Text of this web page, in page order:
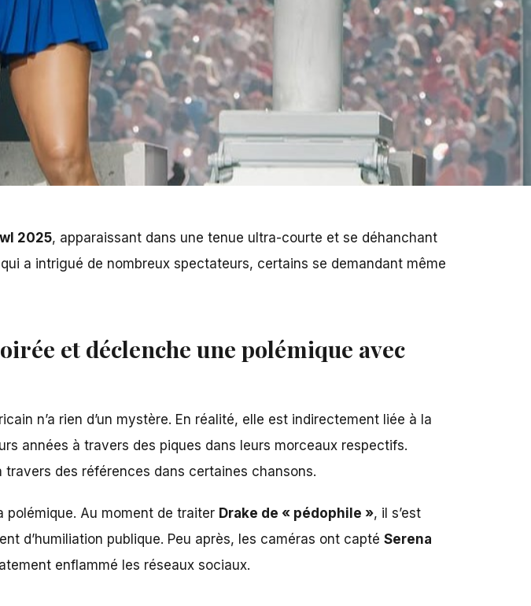
2025, apparaissant dans une tenue ultra-courte et se déhanchant
a intrigué de nombreux spectateurs, certains se demandant même
et déclenche une polémique avec
n’a rien d’un mystère. En réalité, elle est indirectement liée à la
années à travers des piques dans leurs morceaux respectifs.
des références dans certaines chansons.
polémique. Au moment de traiter Drake de « pédophile », il s’est
d’humiliation publique. Peu après, les caméras ont capté Serena
enflammé les réseaux sociaux.